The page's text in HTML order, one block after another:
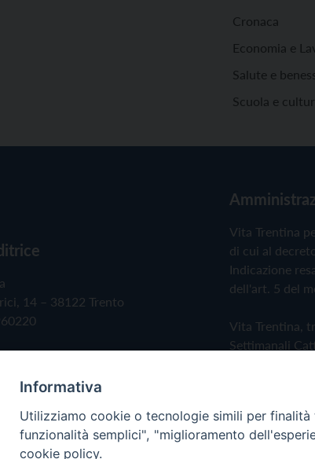
Cronaca
Economia e
Salute e
Scuola e
14 – 38122 Trento
Vita Trentina
di cui al
Indicazione
dell'art. 5 del
Vita Trentina,
Settimanali
Privacy Policy
Informativa
Utilizziamo cookie o tecnologie simili per
funzionalità semplici", "miglioramento
cookie policy.